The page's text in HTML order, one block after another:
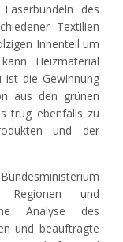
des
Textilien
Innenteil um
Heizmaterial
ist die Gewinnung
aus den grünen
trug ebenfalls zu
und der
und
Analyse des
und beauftragte